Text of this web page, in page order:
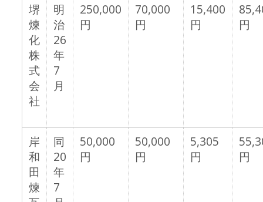
堺
煉
化
株
式
会
社
明
治
26
年
7
月
250,000
円
70,000
円
15,400
円
円
岸
和
田
煉
同
20
年
7
50,000
円
50,000
円
5,305
円
円